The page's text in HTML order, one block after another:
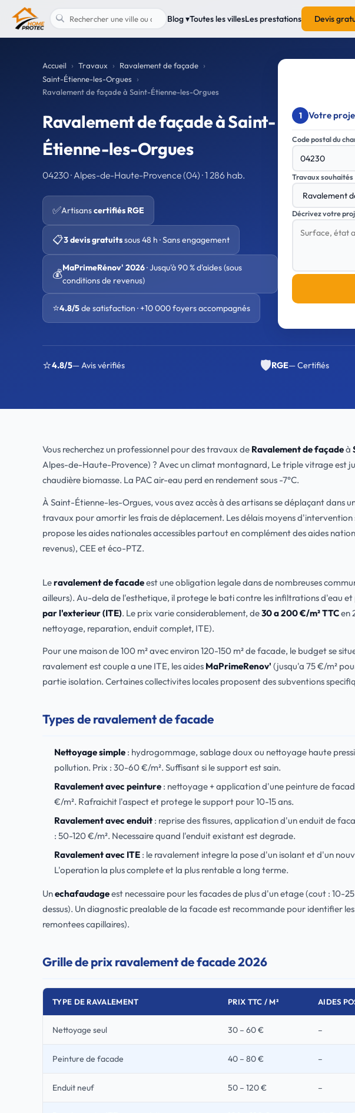
Blog ▾Toutes les villesLes prestations Devis
Accueil Travaux
Ravalement de façade
Saint-Étienne-les-Orgues
Ravalement de façade à Saint-Étienne-les-Orgues
Ravalement de façade à Saint-
Étienne-les-Orgues
04230 · Alpes-de-Haute-Provence (04) · 1 286 hab.
✅Artisanscertifiés RGE
📋3 devis gratuitssous 48 h · Sans engagement
💰MaPrimeRénov' 2026· Jusqu'à 90 % d'aides (sous
conditions de revenus)
⭐4.8/5de satisfaction · +10 000 foyers accompagnés
1 Votre
Code postal du
Travaux souhaités
Décrivez votre
⭐4.8/5— Avis vérifiés 🛡️RGE— Certifiés
Vous recherchez un professionnel pour des travaux de Ravalement de façadeà
Alpes-de-Haute-Provence) ? Avec un climat montagnard, Le triple vitrage est
chaudière biomasse. La PAC air-eau perd en rendement sous -7°C.
À Saint-Étienne-les-Orgues, vous avez accès à des artisans se déplaçant dans
travaux pour amortir les frais de déplacement. Les délais moyens d'intervention
propose les aides nationales accessibles partout en complément des aides
revenus), CEE et éco-PTZ.
Leravalement de facadeest une obligation legale dans de nombreuses
ailleurs). Au-dela de l'esthetique, il protege le bati contre les infiltrations d'eau
par l'exterieur (ITE). Le prix varie considerablement, de30 a 200 €/m² TTCen
nettoyage, reparation, enduit complet, ITE).
Pour une maison de 100 m² avec environ 120-150 m² de facade, le budget se
ravalement est couple a une ITE, les aides MaPrimeRenov' (jusqu'a 75 €/m²
partie isolation. Certaines collectivites locales proposent des subventions
Types de ravalement de facade
Nettoyage simple: hydrogommage, sablage doux ou nettoyage haute
pollution. Prix : 30-60 €/m². Suffisant si le support est sain.
Ravalement avec peinture: nettoyage + application d'une peinture de
€/m². Rafraichit l'aspect et protege le support pour 10-15 ans.
Ravalement avec enduit: reprise des fissures, application d'un enduit de
: 50-120 €/m². Necessaire quand l'enduit existant est degrade.
Ravalement avec ITE: le ravalement integre la pose d'un isolant et d'un
L'operation la plus complete et la plus rentable a long terme.
Unechafaudageest necessaire pour les facades de plus d'un etage (cout : 10-
dessus). Un diagnostic prealable de la facade est recommande pour identifier
remontees capillaires).
Grille de prix ravalement de facade 2026
TYPE DE RAVALEMENT PRIX TTC / M² AIDES
Nettoyage seul 30 – 60 € –
Peinture de facade 40 – 80 € –
Enduit neuf 50 – 120 € –